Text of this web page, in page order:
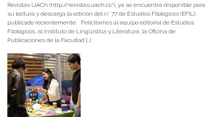
Revistas UACh (http://revistas.uach.cl/), ya se encuentra disponible para
su lectura y descarga la edición del n° 77 de Estudios Filológicos (EFIL),
publicado recientemente. Felicitamos al equipo editorial de Estudios
Filológicos, al Instituto de Lingüística y Literatura, la Oficina de
Publicaciones de la Facultad […]